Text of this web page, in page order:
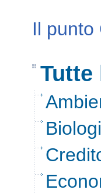
Il punto
Tutte